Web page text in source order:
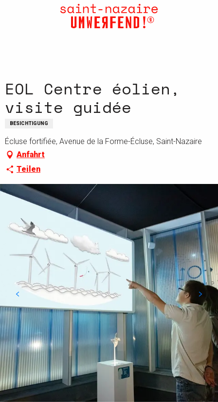
EOL Centre éolien,
visite guidée
BESICHTIGUNG
Écluse fortifiée, Avenue de la Forme-Écluse, Saint-Nazaire
Anfahrt
Teilen